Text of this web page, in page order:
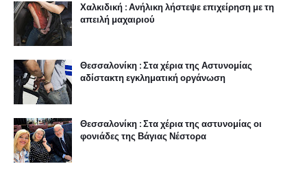
Χαλκιδική : Ανήλικη λήστεψε επιχείρηση με τη
απειλή μαχαιριού
Θεσσαλονίκη : Στα χέρια της Αστυνομίας
αδίστακτη εγκληματική οργάνωση
Θεσσαλονίκη : Στα χέρια της αστυνομίας οι
φονιάδες της Βάγιας Νέστορα